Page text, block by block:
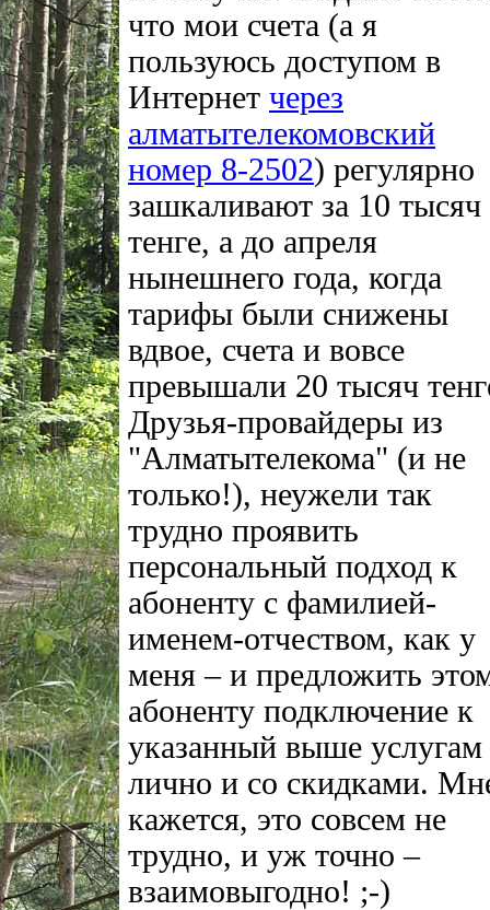
что мои счета (а я
пользуюсь доступом в
Интернет через
алматытелекомовский
номер 8-2502) регулярно
зашкаливают за 10 тысяч
тенге, а до апреля
нынешнего года, когда
тарифы были снижены
вдвое, счета и вовсе
превышали 20 тысяч
Друзья-провайдеры из
"Алматытелекома" (и не
только!), неужели так
трудно проявить
персональный подход к
абоненту с фамилией-
именем-отчеством, как у
меня – и предложить
абоненту подключение к
указанный выше услугам
лично и со скидками.
кажется, это совсем не
трудно, и уж точно –
взаимовыгодно! ;-)